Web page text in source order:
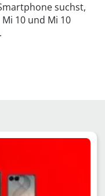
suchst,
10 und Mi 10